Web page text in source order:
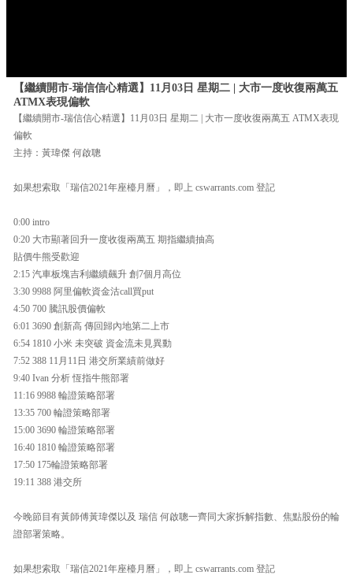
【繼續開市-瑞信信心精選】11月03日 星期二 | 大市一度收復兩萬五
ATMX表現偏軟
【繼續開市-瑞信信心精選】11月03日 星期二 | 大市一度收復兩萬五 ATMX表現
偏軟
主持：黃瑋傑 何啟聰
如果想索取「瑞信2021年座檯月曆」，即上 cswarrants.com 登記
0:00 intro
0:20 大市顯著回升一度收復兩萬五 期指繼續抽高
貼價牛熊受歡迎
2:15 汽車板塊吉利繼續飆升 創7個月高位
3:30 9988 阿里偏軟資金沽call買put
4:50 700 騰訊股價偏軟
6:01 3690 創新高 傳回歸內地第二上市
6:54 1810 小米 未突破 資金流未見異動
7:52 388 11月11日 港交所業績前做好
9:40 Ivan 分析 恆指牛熊部署
11:16 9988 輪證策略部署
13:35 700 輪證策略部署
15:00 3690 輪證策略部署
16:40 1810 輪證策略部署
17:50 175輪證策略部署
19:11 388 港交所
今晚節目有黃師傅黃瑋傑以及 瑞信 何啟聰一齊同大家拆解指數、焦點股份的輪
證部署策略。
如果想索取「瑞信2021年座檯月曆」，即上 cswarrants.com 登記